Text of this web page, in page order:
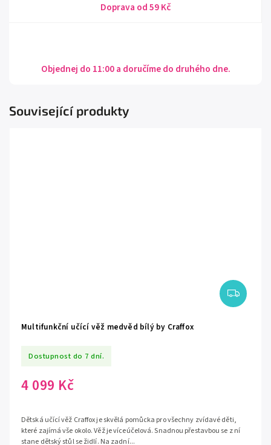
Doprava od 59 Kč
Objednej do 11:00 a doručíme do druhého dne.
Související produkty
Multifunkční učící věž medvěd bílý by Craffox
Dostupnost do 7 dní.
4 099 Kč
Dětská učící věž Craffox je skvělá pomůcka pro všechny zvídavé děti,
které zajímá vše okolo. Věž je víceúčelová. Snadnou přestavbou se z ní
stane dětský stůl se židlí. Na zadní...